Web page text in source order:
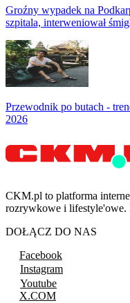
Groźny wypadek na
szpitala, interweniował
Przewodnik po butach -
2026
CKM.pl to platforma
rozrywkowe i lifestyle'owe.
DOŁĄCZ DO NAS
Facebook
Instagram
Youtube
X.COM